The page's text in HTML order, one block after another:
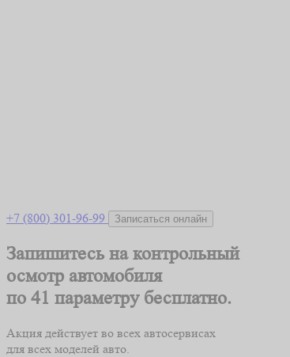
+7 (800) 301-96-99 Записаться онлайн
Запишитесь на контрольный
осмотр автомобиля
по 41 параметру бесплатно.
Акция действует во всех автосервисах
для всех моделей авто.